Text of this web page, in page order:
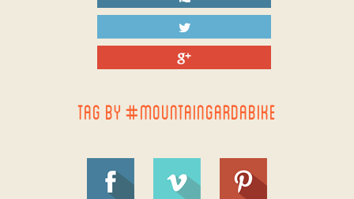
TAG BY #MOUNTAINGARDABIKE